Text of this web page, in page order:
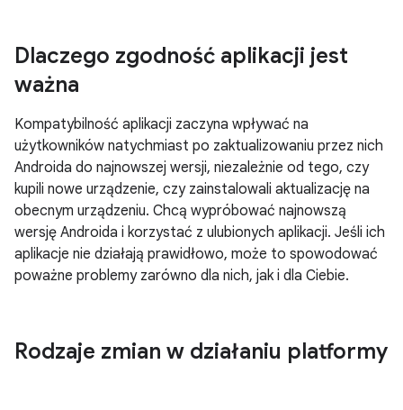
Dlaczego zgodność aplikacji jest
ważna
Kompatybilność aplikacji zaczyna wpływać na
użytkowników natychmiast po zaktualizowaniu przez nich
Androida do najnowszej wersji, niezależnie od tego, czy
kupili nowe urządzenie, czy zainstalowali aktualizację na
obecnym urządzeniu. Chcą wypróbować najnowszą
wersję Androida i korzystać z ulubionych aplikacji. Jeśli ich
aplikacje nie działają prawidłowo, może to spowodować
poważne problemy zarówno dla nich, jak i dla Ciebie.
Rodzaje zmian w działaniu platformy